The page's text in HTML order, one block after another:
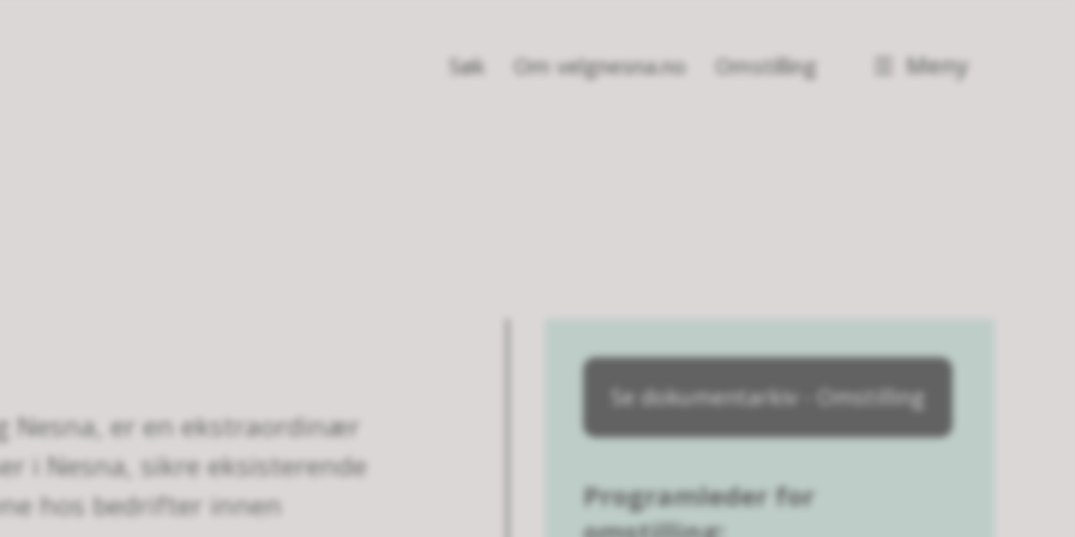
Søk Om velgnesna.no Omstilling Meny
Nesna, er en ekstraordinær
i Nesna, sikre eksisterende
hos bedrifter innen
Se dokumentarkiv - Omstilling
Programleder for